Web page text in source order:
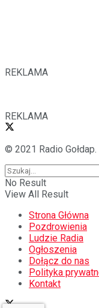
REKLAMA
REKLAMA
© 2021 Radio
No Result
View All Result
Strona Główna
Pozdrowienia
Ludzie Radia
Ogłoszenia
Dołącz do nas
Polityka
Kontakt